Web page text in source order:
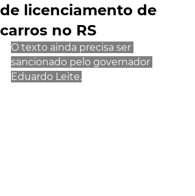
de licenciamento de
carros no RS
O texto ainda precisa ser
sancionado pelo governador
Eduardo Leite.